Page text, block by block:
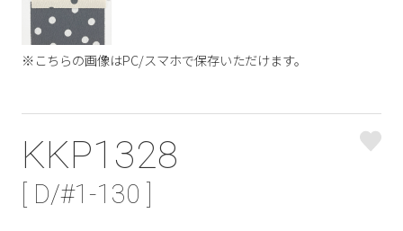
※こちらの画像はPC/スマホで保存いただけます。
KKP1328
[ D/#1-130 ]